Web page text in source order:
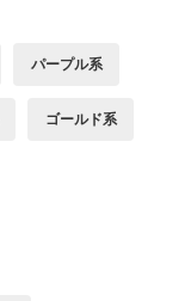
パープル系
ゴールド系